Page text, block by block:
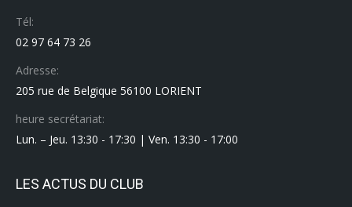
Tél:
02 97 64 73 26
Adresse:
205 rue de Belgique 56100 LORIENT
heure secrétariat:
Lun. – Jeu. 13:30 - 17:30 | Ven. 13:30 - 17:00
LES ACTUS DU CLUB